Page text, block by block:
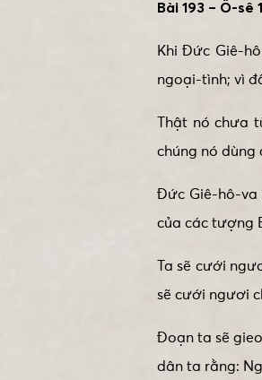
Bài 193 – Ô-sê
Khi Đức Giê-
ngoại-tình; vì
Thật nó chưa
chúng nó dùng
Đức Giê-hô-va
của các tượng
Ta sẽ cưới
sẽ cưới ngươi
Đoạn ta sẽ
dân ta rằng: